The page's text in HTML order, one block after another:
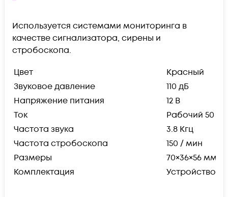
Используется системами мониторинга в
качестве сигнализатора, сирены и
стробоскопа.
Цвет
Красный
Звуковое давление
110 дБ
Напряжение питания
12 В
Ток
Рабочий 50
Частота звука
3.8 Кгц
Частота стробоскопа
150 / мин
Размеры
70×36×56 мм
Комплектация
Устройство с